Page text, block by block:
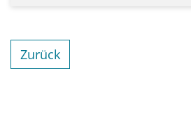
Zurück